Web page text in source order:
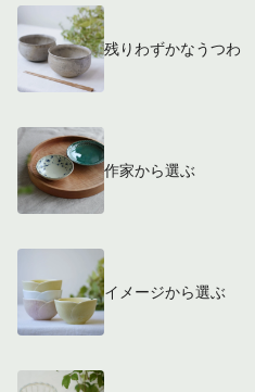
残りわずかなうつわ
作家から選ぶ
イメージから選ぶ